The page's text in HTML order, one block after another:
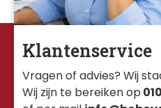
Klantenservice
Vragen of advies? Wij
Wij zijn te bereiken op